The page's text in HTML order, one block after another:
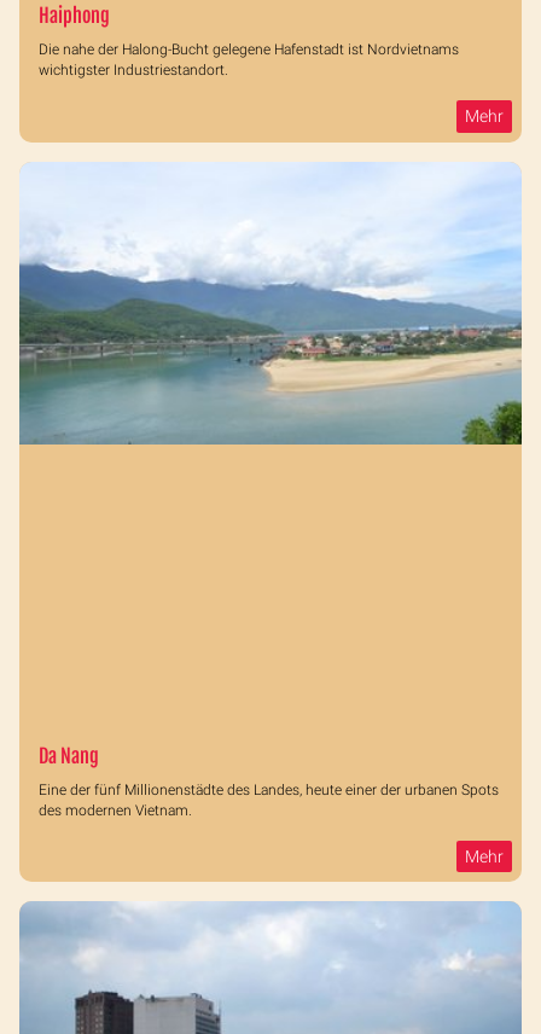
Haiphong
Die nahe der Halong-Bucht gelegene Hafenstadt ist Nordvietnams
wichtigster Industriestandort.
Mehr
Da Nang
Eine der fünf Millionenstädte des Landes, heute einer der urbanen Spots
des modernen Vietnam.
Mehr